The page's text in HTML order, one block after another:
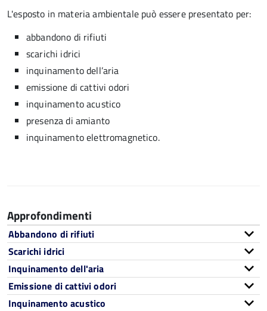
L'esposto in materia ambientale può essere presentato per:
abbandono di rifiuti
scarichi idrici
inquinamento dell’aria
emissione di cattivi odori
inquinamento acustico
presenza di amianto
inquinamento elettromagnetico.
Approfondimenti
Abbandono di rifiuti
Scarichi idrici
Inquinamento dell'aria
Emissione di cattivi odori
Inquinamento acustico